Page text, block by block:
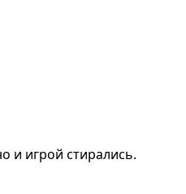
и игрой стирались.